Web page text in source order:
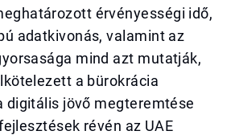
érvényességi idő,
adatkivonás, valamint az
mind azt mutatják,
a bürokrácia
digitális jövő megteremtése
révén az UAE